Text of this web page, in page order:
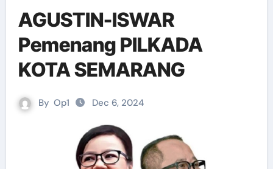
AGUSTIN-ISWAR
Pemenang PILKADA
KOTA SEMARANG
By Op1 Dec 6, 2024